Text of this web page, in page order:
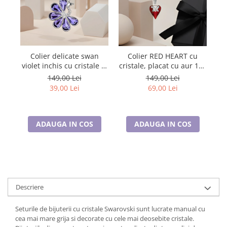
Tricouri de cuplu Valentine's Day
Valentine's Day
Cadouri pentru Bunici
Cadouri pentru Nasi si Fini
Cadouri Craciun
Cadouri pentru Mama
Cadouri pentru profesori sau absolventi
Cadouri Traditionale Romanesti
Cadouri GRAVIDE
Cadouri pentru sportivi
Cadouri Pensionare
Cadouri Colegi, sefi sau angajati
Colier delicate swan
violet inchis cu cristale si
placat cu aur
149,00 Lei
39,00 Lei
ADAUGA IN COS
Colier RED HEART cu
cristale, placat cu aur 18k
- Accesoriu Luxury al
Iubirii
149,00 Lei
69,00 Lei
ADAUGA IN COS
Descriere
Seturile de bijuterii cu cristale Swarovski sunt lucrate manual cu
cea mai mare grija si decorate cu cele mai deosebite cristale.